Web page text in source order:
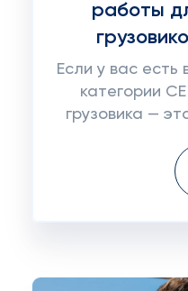
работы
Если у вас есть
категории
грузовика —